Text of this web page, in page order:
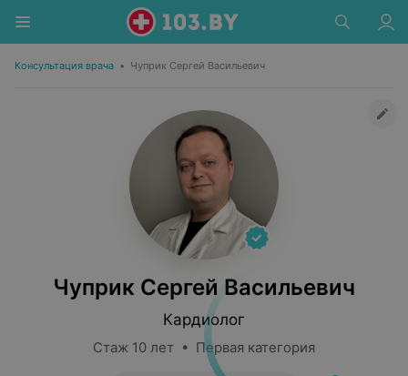
Консультация врача • Чуприк Сергей Васильевич
Чуприк Сергей Васильевич
Кардиолог
Стаж 10 лет • Первая категория